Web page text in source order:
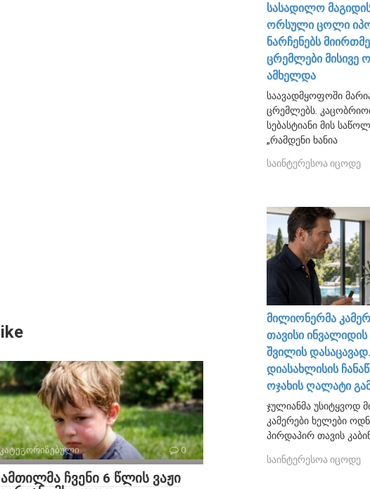
0
ჩვენი 6 წლის ვაჟი
სასადილო
ორსული ცოლი
ნარჩენებს
ცრემლები მისივე
ამხელდა
საავადმყოფოში
ცრემლებს.
სებასტიანი მის
„რამდენი ხანია
საინტერესოა იცოდე
მილიონერმა
თავისი
შვილის
დიასახლისის
ოჯახის ღალატი
ჯულიანმა უსიტყვოდ
კამერები ხელები
პირდაპირ თავის
საინტერესოა იცოდე